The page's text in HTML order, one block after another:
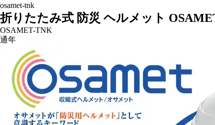
osamet-tnk
折りたたみ式 防災 ヘルメット
OSAMET-TNK
通年